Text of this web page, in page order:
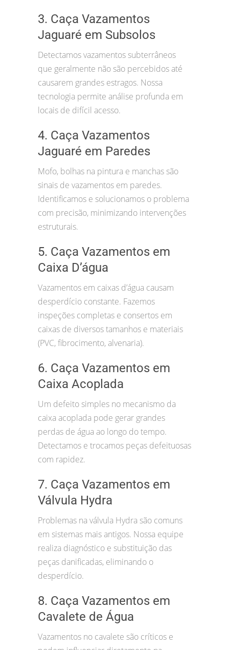
3. Caça Vazamentos
Jaguaré em Subsolos
Detectamos vazamentos subterrâneos
que geralmente não são percebidos até
causarem grandes estragos. Nossa
tecnologia permite análise profunda em
locais de difícil acesso.
4. Caça Vazamentos
Jaguaré em Paredes
Mofo, bolhas na pintura e manchas são
sinais de vazamentos em paredes.
Identificamos e solucionamos o problema
com precisão, minimizando intervenções
estruturais.
5. Caça Vazamentos em
Caixa D’água
Vazamentos em caixas d’água causam
desperdício constante. Fazemos
inspeções completas e consertos em
caixas de diversos tamanhos e materiais
(PVC, fibrocimento, alvenaria).
6. Caça Vazamentos em
Caixa Acoplada
Um defeito simples no mecanismo da
caixa acoplada pode gerar grandes
perdas de água ao longo do tempo.
Detectamos e trocamos peças defeituosas
com rapidez.
7. Caça Vazamentos em
Válvula Hydra
Problemas na válvula Hydra são comuns
em sistemas mais antigos. Nossa equipe
realiza diagnóstico e substituição das
peças danificadas, eliminando o
desperdício.
8. Caça Vazamentos em
Cavalete de Água
Vazamentos no cavalete são críticos e